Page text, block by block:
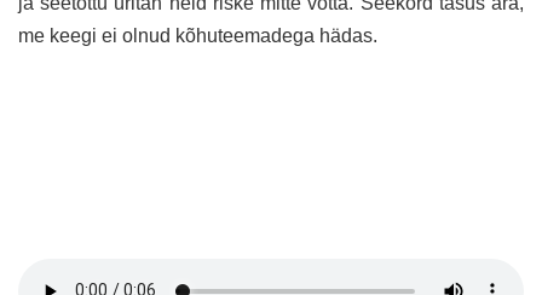
me keegi ei olnud kõhuteemadega hädas.